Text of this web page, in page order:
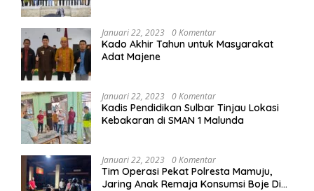
Januari 22, 2023 0 Komentar
Kado Akhir Tahun untuk Masyarakat
Adat Majene
Januari 22, 2023 0 Komentar
Kadis Pendidikan Sulbar Tinjau Lokasi
Kebakaran di SMAN 1 Malunda
Januari 22, 2023 0 Komentar
Tim Operasi Pekat Polresta Mamuju,
Jaring Anak Remaja Konsumsi Boje Di